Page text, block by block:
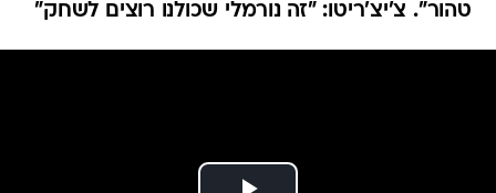
טהור". צ'יצ'ריטו: "זה נורמלי שכולנו רוצים לשחק"